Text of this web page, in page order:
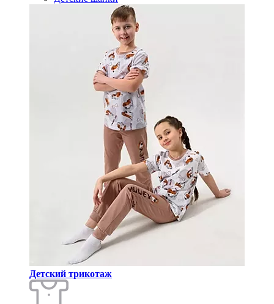
Детский трикотаж